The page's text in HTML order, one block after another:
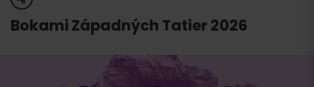
Bokami Západných Tatier 2026